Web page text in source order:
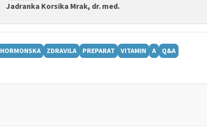
Jadranka Korsika Mrak, dr. med.
HORMONSKA ZDRAVILA PREPARAT VITAMIN A Q&A